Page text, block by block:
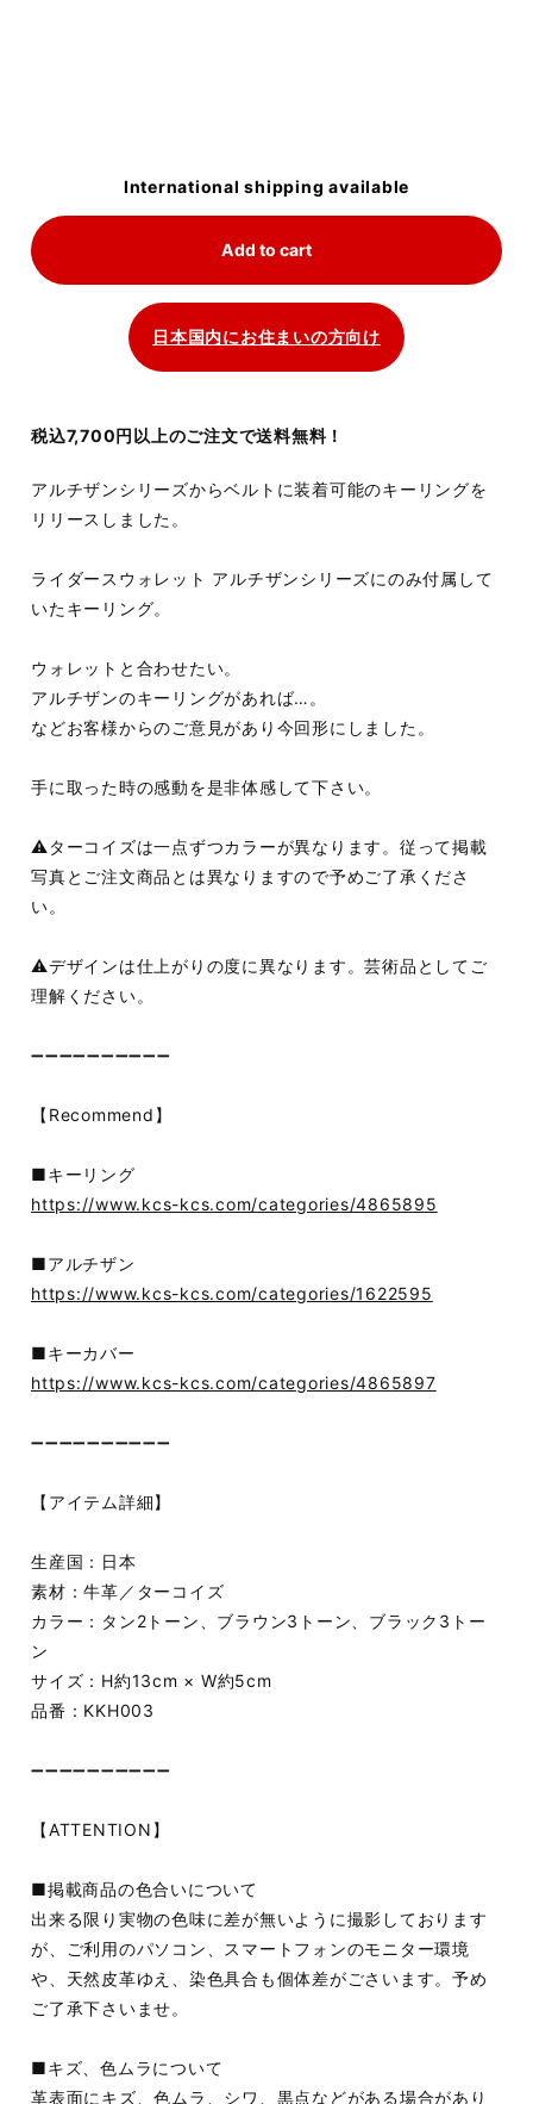
International shipping available
Add to cart
日本国内にお住まいの方向け
税込7,700円以上のご注文で送料無料！
アルチザンシリーズからベルトに装着可能のキーリングを
リリースしました。
ライダースウォレット アルチザンシリーズにのみ付属して
いたキーリング。
ウォレットと合わせたい。
アルチザンのキーリングがあれば…。
などお客様からのご意見があり今回形にしました。
手に取った時の感動を是非体感して下さい。
⚠️ターコイズは一点ずつカラーが異なります。従って掲載
写真とご注文商品とは異なりますので予めご了承くださ
い。
⚠️デザインは仕上がりの度に異なります。芸術品としてご
理解ください。
➖➖➖➖➖➖➖➖➖➖
【Recommend】
■キーリング
https://www.kcs-kcs.com/categories/4865895
■アルチザン
https://www.kcs-kcs.com/categories/1622595
■キーカバー
https://www.kcs-kcs.com/categories/4865897
➖➖➖➖➖➖➖➖➖➖
【アイテム詳細】
生産国：日本
素材：牛革／ターコイズ
カラー：タン2トーン、ブラウン3トーン、ブラック3トー
ン
サイズ：H約13cm × W約5cm
品番：KKH003
➖➖➖➖➖➖➖➖➖➖
【ATTENTION】
■掲載商品の色合いについて
出来る限り実物の色味に差が無いように撮影しております
が、ご利用のパソコン、スマートフォンのモニター環境
や、天然皮革ゆえ、染色具合も個体差がごさいます。予め
ご了承下さいませ。
■キズ、色ムラについて
革表面にキズ、色ムラ、シワ、黒点などがある場合があり